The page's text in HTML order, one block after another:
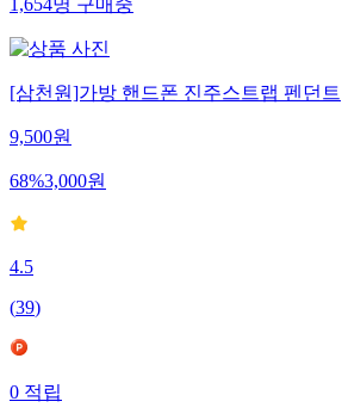
1,654명구매중
[삼천원]가방 핸드폰 진주스트랩 펜던트
9,500원
68%3,000원
4.5
(39)
0적립